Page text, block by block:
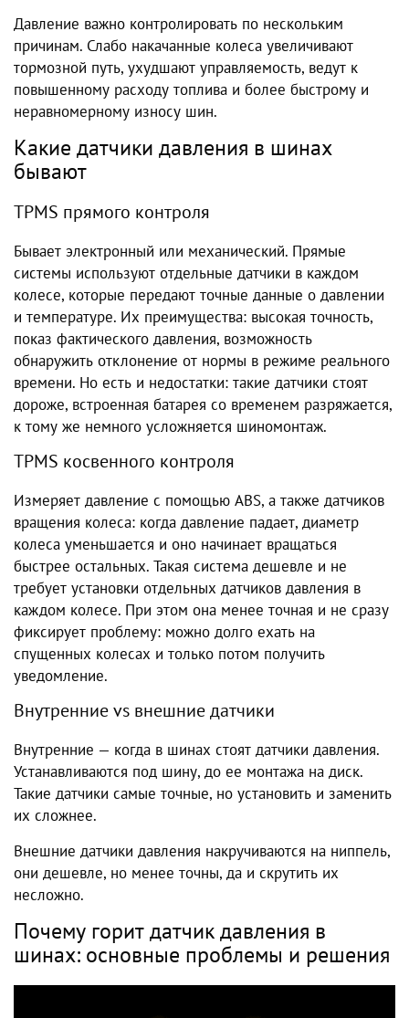
Давление важно контролировать по нескольким
причинам. Слабо накачанные колеса увеличивают
тормозной путь, ухудшают управляемость, ведут к
повышенному расходу топлива и более быстрому и
неравномерному износу шин.
Какие датчики давления в шинах
бывают
TPMS прямого контроля
Бывает электронный или механический. Прямые
системы используют отдельные датчики в каждом
колесе, которые передают точные данные о давлении
и температуре. Их преимущества: высокая точность,
показ фактического давления, возможность
обнаружить отклонение от нормы в режиме реального
времени. Но есть и недостатки: такие датчики стоят
дороже, встроенная батарея со временем разряжается,
к тому же немного усложняется шиномонтаж.
TPMS косвенного контроля
Измеряет давление с помощью ABS, а также датчиков
вращения колеса: когда давление падает, диаметр
колеса уменьшается и оно начинает вращаться
быстрее остальных. Такая система дешевле и не
требует установки отдельных датчиков давления в
каждом колесе. При этом она менее точная и не сразу
фиксирует проблему: можно долго ехать на
спущенных колесах и только потом получить
уведомление.
Внутренние vs внешние датчики
Внутренние — когда в шинах стоят датчики давления.
Устанавливаются под шину, до ее монтажа на диск.
Такие датчики самые точные, но установить и заменить
их сложнее.
Внешние датчики давления накручиваются на ниппель,
они дешевле, но менее точны, да и скрутить их
несложно.
Почему горит датчик давления в
шинах: основные проблемы и решения